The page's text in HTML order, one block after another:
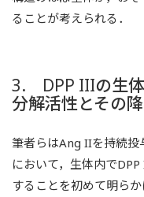
ることが考えられる．
3. DPP IIIの生
分解活性とその
筆者らはAng IIを持続投
において，生体内で
することを初めて明ら